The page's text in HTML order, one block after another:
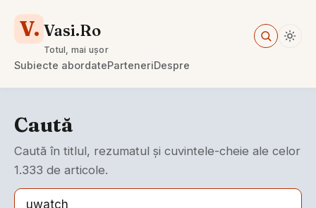
V. Vasi.Ro
Totul, mai ușor
Subiecte abordateParteneriDespre
Caută
Caută în titlul, rezumatul și cuvintele-cheie ale celor
1.333 de articole.